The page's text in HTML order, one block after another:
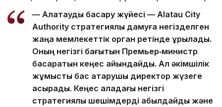
— Алатауды басқару жүйесі — Alatau City
Authority стратегиялық дамуға негізделген
жаңа мемлекеттік орган ретінде құрылады.
Оның негізгі бағытын Премьер‑министр
басқаратын кеңес айқындайды. Ал әкімшілік
жұмысты бас атқарушы директор жүзеге
асырады. Кеңес қаладағы негізгі
стратегиялық шешімдерді қабылдайды және